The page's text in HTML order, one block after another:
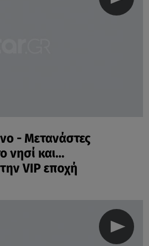
- Μετανάστες
νησί και…
VIP εποχή